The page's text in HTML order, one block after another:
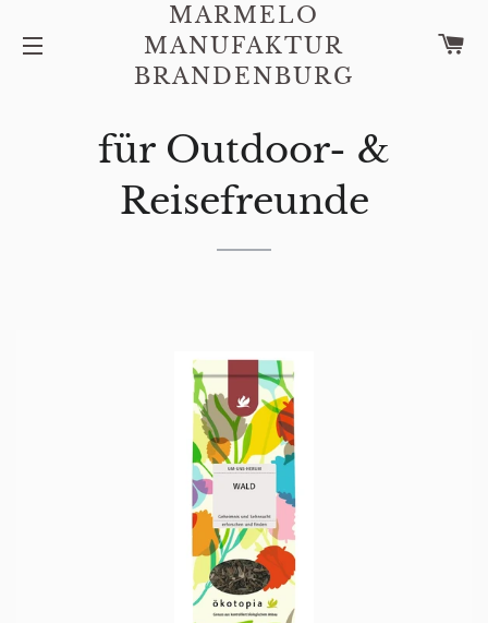
SEITENNAVIGATION
MARMELO
MANUFAKTUR
BRANDENBURG
für Outdoor- &
Reisefreunde